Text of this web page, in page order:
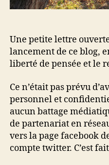
Une petite lettre
lancement de ce blog,
liberté de pensée et le
Ce n’était pas prévu
personnel et
aucun battage
de partenariat en
vers la page facebook
compte twitter. C’est